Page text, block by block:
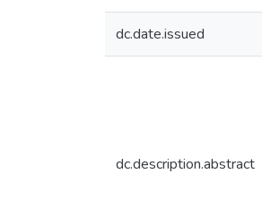
dc.date.issued
dc.description.abstract